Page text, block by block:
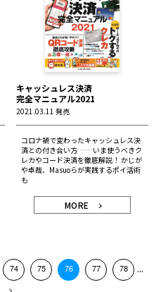
キャッシュレス決済
完全マニュアル2021
2021.03.11 発売
コロナ禍で変わったキャッシュレス決
済との付き合い方……いま使うべきク
レカやコード決済を徹底解説！ かじが
や卓哉、Masuoらが実践するポイ活術
も
MORE
74 75 76 77 78 ...